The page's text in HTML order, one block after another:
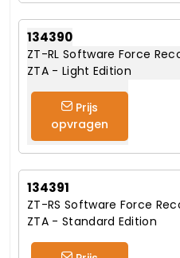
134390
ZT-RL Software Force
ZTA - Light Edition
Prijs
opvragen
134391
ZT-RS Software Force
ZTA - Standard Edition